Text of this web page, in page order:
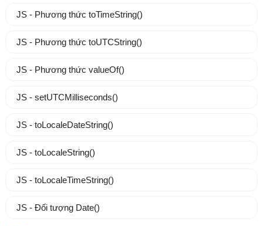
JS - Phương thức toTimeString()
JS - Phương thức toUTCString()
JS - Phương thức valueOf()
JS - setUTCMilliseconds()
JS - toLocaleDateString()
JS - toLocaleString()
JS - toLocaleTimeString()
JS - Đối tượng Date()